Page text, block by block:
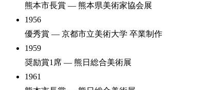
熊本市長賞 — 熊本県美術家協会展
1956
優秀賞 — 京都市立美術大学 卒業制作
1959
奨励賞1席 — 熊日総合美術展
1961